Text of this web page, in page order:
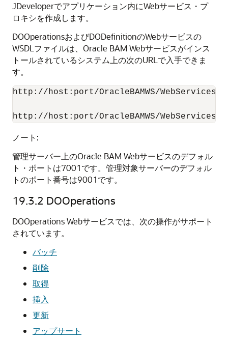
JDeveloperでアプリケーション内にWebサービス・プ
ロキシを作成します。
DOOperationsおよびDODefinitionのWebサービスの
WSDLファイルは、Oracle BAM Webサービスがインス
トールされているシステム上の次のURLで入手できま
す。
http://host:port/OracleBAMWS/WebServices/
ノート:
管理サーバー上のOracle BAM Webサービスのデフォル
ト・ポートは7001です。管理対象サーバーのデフォル
トのポート番号は9001です。
19.3.2 DOOperations
DOOperations Webサービスでは、次の操作がサポート
されています。
バッチ
削除
取得
挿入
更新
アップサート